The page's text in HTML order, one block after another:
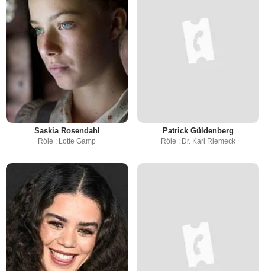
Saskia Rosendahl
Rôle : Lotte Gamp
Patrick Güldenberg
Rôle : Dr. Karl Riemeck